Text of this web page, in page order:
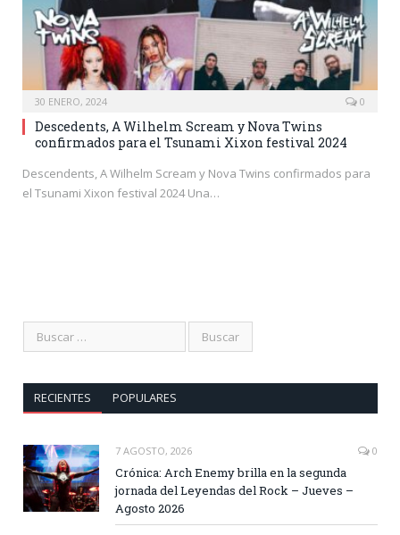
30 ENERO, 2024 0
Descedents, A Wilhelm Scream y Nova Twins
confirmados para el Tsunami Xixon festival 2024
Descendents, A Wilhelm Scream y Nova Twins confirmados para
el Tsunami Xixon festival 2024 Una…
RECIENTES POPULARES
7 AGOSTO, 2026 0
Crónica: Arch Enemy brilla en la segunda
jornada del Leyendas del Rock – Jueves –
Agosto 2026